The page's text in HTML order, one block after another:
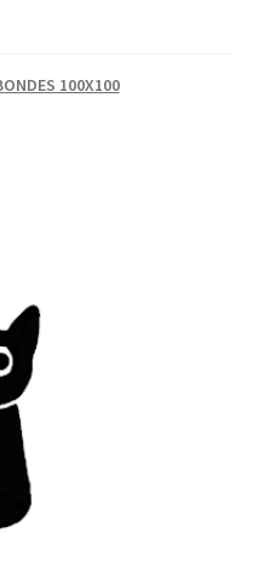
100X100